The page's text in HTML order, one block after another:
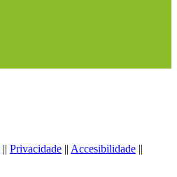
|| Privacidade || Accesibilidade ||